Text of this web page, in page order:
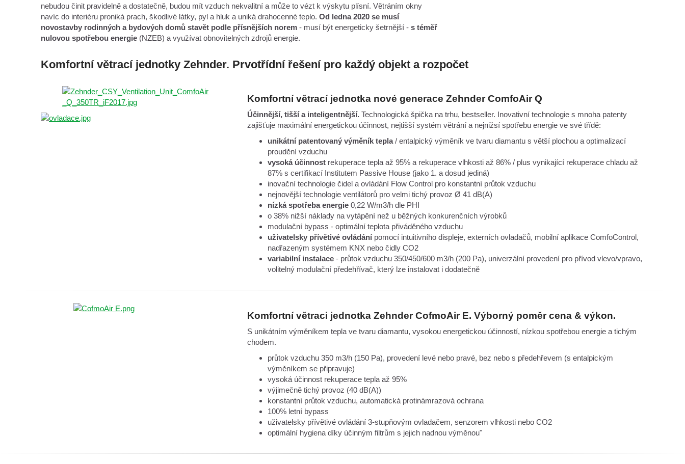
nebudou činit pravidelně a dostatečně, budou mít vzduch nekvalitní a může to vézt k výskytu plísní. Větráním okny
navíc do interiéru proniká prach, škodlivé látky, pyl a hluk a uniká drahocenné teplo. Od ledna 2020 se musí
novostavby rodinných a bydových domů stavět podle přísnějších norem - musí být energeticky šetrnější - s téměř
nulovou spotřebou energie (NZEB) a využívat obnovitelných zdrojů energie.
Komfortní větrací jednotky Zehnder. Prvotřídní řešení pro každý objekt a rozpočet
Komfortní větrací jednotka nové generace Zehnder ComfoAir Q
Účinnější, tišší a inteligentnější.Technologická špička na trhu, bestseller. Inovativní technologie s mnoha patenty
zajišťuje maximální energetickou účinnost, nejtišší systém větrání a nejnižsí spotřebu energie ve své třídě:
unikátní patentovaný výměník tepla/ entalpický výměník ve tvaru diamantu s větší plochou a optimalizací
proudění vzduchu
vysoká účinnostrekuperace tepla až 95% a rekuperace vlhkosti až 86% / plus vynikající rekuperace chladu až
87% s certifikací Institutem Passive House (jako 1. a dosud jediná)
inovační technologie čidel a ovládání Flow Control pro konstantní průtok vzduchu
nejnovější technologie ventilátorů pro velmi tichý provoz Ø 41 dB(A)
nízká spotřeba energie0,22 W/m3/h dle PHI
o 38% nižší náklady na vytápění než u běžných konkurenčních výrobků
modulační bypass - optimální teplota přiváděného vzduchu
uživatelsky přívětivé ovládání pomocí intuitivního displeje, externích ovladačů, mobilní aplikace ComfoControl,
nadřazeným systémem KNX nebo čidly CO2
variabilní instalace- průtok vzduchu 350/450/600 m3/h (200 Pa), univerzální provedení pro přívod vlevo/vpravo,
volitelný modulační předehřívač, který lze instalovat i dodatečně
Komfortní větraci jednotka Zehnder CofmoAir E. Výborný poměr cena & výkon.
S unikátním výměníkem tepla ve tvaru diamantu, vysokou energetickou účinností, nízkou spotřebou energie a tichým
chodem.
průtok vzduchu 350 m3/h (150 Pa), provedení levé nebo pravé, bez nebo s předehřevem (s entalpickým
výměníkem se připravuje)
vysoká účinnost rekuperace tepla až 95%
výjimečně tichý provoz (40 dB(A))
konstantní průtok vzduchu, automatická protinámrazová ochrana
100% letní bypass
uživatelsky přívětivé ovládání 3-stupňovým ovladačem, senzorem vlhkosti nebo CO2
optimální hygiena díky účinným filtrům s jejich nadnou výměnou"